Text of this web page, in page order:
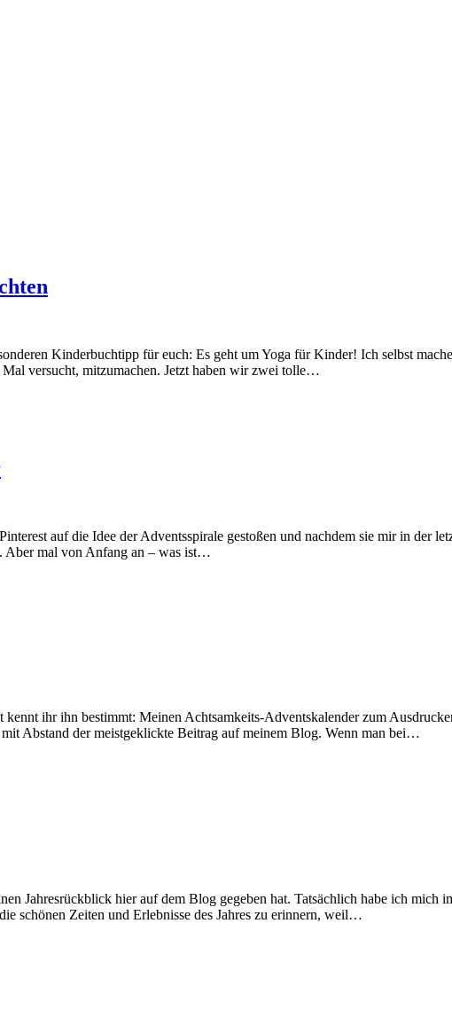
Kinderbuchtipp für euch: Es geht um Yoga für Kinder! Ich selbst
Mal versucht, mitzumachen. Jetzt haben wir zwei tolle…
auf die Idee der Adventsspirale gestoßen und nachdem sie mir in der
Aber mal von Anfang an – was ist…
ihr ihn bestimmt: Meinen Achtsamkeits-Adventskalender zum
Abstand der meistgeklickte Beitrag auf meinem Blog. Wenn man bei…
Jahresrückblick hier auf dem Blog gegeben hat. Tatsächlich habe ich mich
schönen Zeiten und Erlebnisse des Jahres zu erinnern, weil…